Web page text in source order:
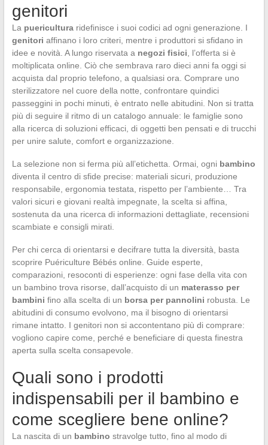
genitori
La puericulturaridefinisce i suoi codici ad ogni generazione. I
genitori affinano i loro criteri, mentre i produttori si sfidano in
idee e novità. A lungo riservata a negozi fisici , l’offerta si è
moltiplicata online. Ciò che sembrava raro dieci anni fa oggi si
acquista dal proprio telefono, a qualsiasi ora. Comprare uno
sterilizzatore nel cuore della notte, confrontare quindici
passeggini in pochi minuti, è entrato nelle abitudini. Non si tratta
più di seguire il ritmo di un catalogo annuale: le famiglie sono
alla ricerca di soluzioni efficaci, di oggetti ben pensati e di trucchi
per unire salute, comfort e organizzazione.
La selezione non si ferma più all’etichetta. Ormai, ogni bambino
diventa il centro di sfide precise: materiali sicuri, produzione
responsabile, ergonomia testata, rispetto per l’ambiente… Tra
valori sicuri e giovani realtà impegnate, la scelta si affina,
sostenuta da una ricerca di informazioni dettagliate, recensioni
scambiate e consigli mirati.
Per chi cerca di orientarsi e decifrare tutta la diversità, basta
scoprire Puériculture Bébés online. Guide esperte,
comparazioni, resoconti di esperienze: ogni fase della vita con
un bambino trova risorse, dall’acquisto di un materasso per
bambini fino alla scelta di un borsa per pannolini robusta. Le
abitudini di consumo evolvono, ma il bisogno di orientarsi
rimane intatto. I genitori non si accontentano più di comprare:
vogliono capire come, perché e beneficiare di questa finestra
aperta sulla scelta consapevole.
Quali sono i prodotti
indispensabili per il bambino e
come scegliere bene online?
La nascita di un bambino stravolge tutto, fino al modo di